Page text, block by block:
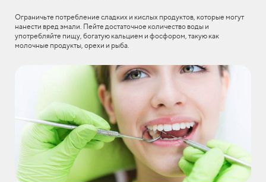
Ограничьте потребление сладких и кислых продуктов, которые могут
нанести вред эмали. Пейте достаточное количество воды и
употребляйте пищу, богатую кальцием и фосфором, такую как
молочные продукты, орехи и рыба.